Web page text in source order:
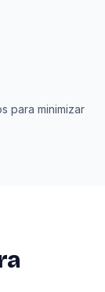
para minimizar